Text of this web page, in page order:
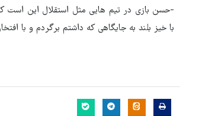
-حسن بازی در تیم هایی مثل استقلال این است
با خیز بلند به جایگاهی که داشتم برگردم و با